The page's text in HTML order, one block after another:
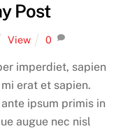
Post
View 0
imperdiet, sapien
erat et sapien.
ipsum primis in
augue nec nisl